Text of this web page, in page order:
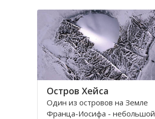
Вмещает 282
Остров Хейса
Один из островов на Земле
Франца-Иосифа - небольшой